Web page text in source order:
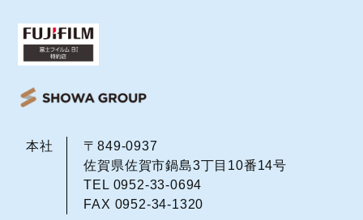
本社
〒849-0937
佐賀県佐賀市鍋島3丁目10番14号
TEL 0952-33-0694
FAX 0952-34-1320